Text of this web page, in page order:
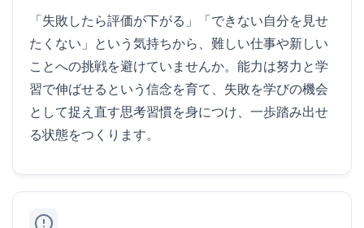
「失敗したら評価が下がる」「できない自分を見せ
たくない」という気持ちから、難しい仕事や新しい
ことへの挑戦を避けていませんか。能力は努力と学
習で伸ばせるという信念を育て、失敗を学びの機会
として捉え直す思考習慣を身につけ、一歩踏み出せ
る状態をつくります。